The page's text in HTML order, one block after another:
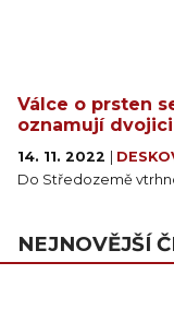
Válce o prsten
oznamují
14. 11. 2022
Do Středozemě
NEJNOVĚJŠÍ